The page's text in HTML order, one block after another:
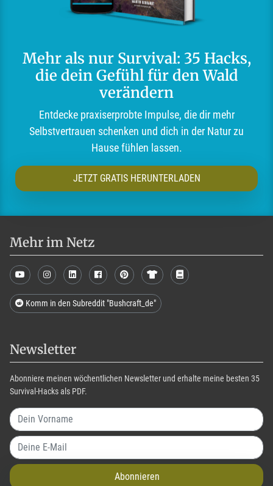
Mehr als nur Survival: 35 Hacks,
die dein Gefühl für den Wald
verändern
Entdecke praxiserprobte Impulse, die dir mehr
Selbstvertrauen schenken und dich in der Natur zu
Hause fühlen lassen.
JETZT GRATIS HERUNTERLADEN
Mehr im Netz
Komm in den Subreddit "Bushcraft_de"
Newsletter
Abonniere meinen wöchentlichen Newsletter und erhalte meine besten 35
Survival-Hacks als PDF.
Abonnieren